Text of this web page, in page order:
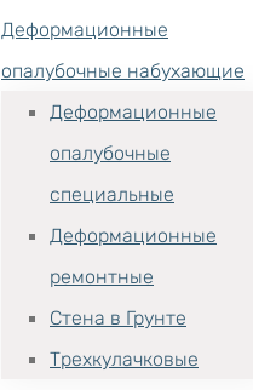
Деформационные
опалубочные набухающие
Деформационные
опалубочные
специальные
Деформационные
ремонтные
Стена в Грунте
Трехкулачковые